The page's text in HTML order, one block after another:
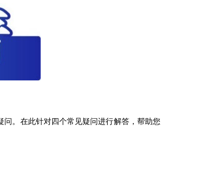
。在此针对四个常见疑问进行解答，帮助您